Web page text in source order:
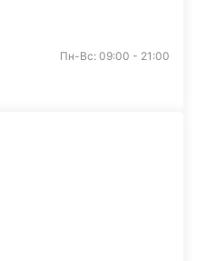
Пн-Вс: 09:00 - 21:00